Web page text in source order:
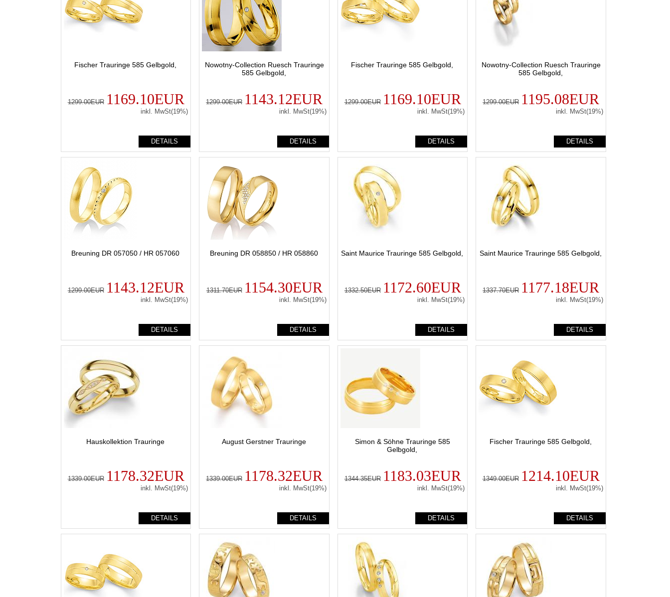
Fischer Trauringe 585 Gelbgold,
1299.00EUR 1169.10EUR
inkl. MwSt(19%)
DETAILS
Nowotny-Collection Ruesch Trauringe
585 Gelbgold,
1299.00EUR 1143.12EUR
inkl. MwSt(19%)
DETAILS
Fischer Trauringe 585 Gelbgold,
1299.00EUR 1169.10EUR
inkl. MwSt(19%)
DETAILS
Nowotny-Collection Ruesch Trauringe
585 Gelbgold,
1299.00EUR 1195.08EUR
inkl. MwSt(19%)
DETAILS
Breuning DR 057050 / HR 057060
1299.00EUR 1143.12EUR
inkl. MwSt(19%)
DETAILS
Breuning DR 058850 / HR 058860
1311.70EUR 1154.30EUR
inkl. MwSt(19%)
DETAILS
Saint Maurice Trauringe 585 Gelbgold,
1332.50EUR 1172.60EUR
inkl. MwSt(19%)
DETAILS
Saint Maurice Trauringe 585 Gelbgold,
1337.70EUR 1177.18EUR
inkl. MwSt(19%)
DETAILS
Hauskollektion Trauringe
1339.00EUR 1178.32EUR
inkl. MwSt(19%)
DETAILS
August Gerstner Trauringe
1339.00EUR 1178.32EUR
inkl. MwSt(19%)
DETAILS
Simon & Söhne Trauringe 585
Gelbgold,
1344.35EUR 1183.03EUR
inkl. MwSt(19%)
DETAILS
Fischer Trauringe 585 Gelbgold,
1349.00EUR 1214.10EUR
inkl. MwSt(19%)
DETAILS